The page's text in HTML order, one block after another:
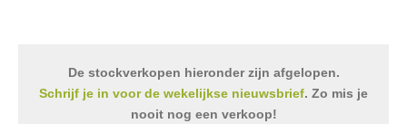
De stockverkopen hieronder zijn afgelopen.
Schrijf je in voor de wekelijkse nieuwsbrief. Zo mis je
nooit nog een verkoop!